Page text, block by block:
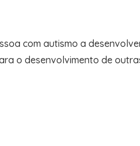
com autismo a
o desenvolvimento de